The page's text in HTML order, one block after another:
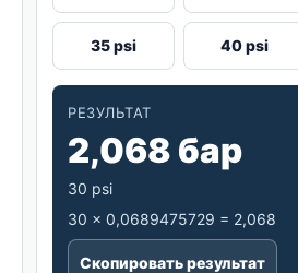
35 psi 40 psi
РЕЗУЛЬТАТ
2,068 бар
30 psi
30 × 0,0689475729 = 2,068
Скопировать результат